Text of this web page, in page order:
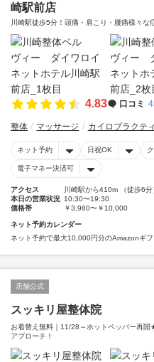
崎駅前店
川崎駅徒歩5分！頭痛・肩こり・腰痛様々な
4.83 口コミ
整体 マッサージ カイロプラクテ
ネット予約 日祝OK
電子マネー決済可
アクセス
川崎駅から410m （徒歩6分
本日の営業状況 10:30〜19:30
価格帯
￥3,980〜￥10,000
ネット予約カレンダー
ネット予約で最大10,000円分のAmazonギフ
店舗公式
スッキリ屋整体院
お着替え無料｜11/28～ホットペッパー再
アプローチ！